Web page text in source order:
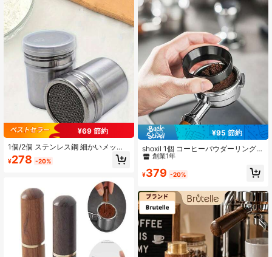
¥69 節約
1個/2個 ステンレス鋼 細かいメッシ
ュ 粉糖シェーカー、ココア、シナモ
ン、コーヒーのふりかけに最適 – 簡
ンサー、家庭、レストラン、カフェ
で使用、キッチン用品; ベーキングツ
ール、キッチンシーズニングキャニ
¥278 -20%
¥95 節約
shoxil 1個 コーヒーパウダーリング、
エスプレッソマシンパウダーリン
ダー、コーヒーアクセサリー
#10 ベストセラー
に コーヒータンパー
創業1年
#10 ベストセラー
創業1年
#10 ベストセラー
創業1年
#10 ベストセラー
創業1年
¥379 -20%